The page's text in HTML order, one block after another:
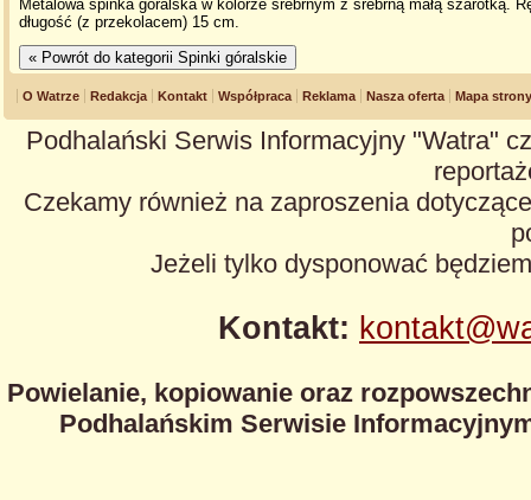
Metalowa spinka góralska w kolorze srebrnym z srebrną małą szarotką.
długość (z przekolacem) 15 cm.
O Watrze Redakcja Kontakt Współpraca Reklama Nasza oferta Mapa strony
Podhalański Serwis Informacyjny "Watra"
Czekamy również na zaproszenia
Jeżeli tylko dysponować
Kontakt:
Powielanie, kopiowanie oraz
Podhalańskim Serwisie